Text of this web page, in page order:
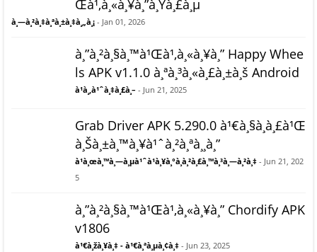
Œà¹‚à¸«à¸¥à¸”à¸Ÿà¸£à¸µ
à¸—à¸²à¸‡à¸ªà¸±à¸‡à¸„à¸¡ - Jan 01, 2026
à¸”à¸²à¸§à¸™à¹Œà¹‚à¸«à¸¥à¸” Happy Whee
ls APK v1.1.0 à¸ªà¸³à¸«à¸£à¸±à¸š Android
à¹à¸‚à¹ˆà¸‡à¸£à¸– - Jun 21, 2025
Grab Driver APK 5.290.0 à¹€à¸§à¸­à¸£à¹Œ
à¸Šà¸±à¸™à¸¥à¹ˆà¸²à¸ªà¸¸à¸”
à¹à¸œà¸™à¸—à¸µà¹ˆà¹à¸¥à¸°à¸à¸²à¸£à¸™à¸³à¸—à¸²à¸‡ - Jun 21, 202
5
à¸”à¸²à¸§à¸™à¹Œà¹‚à¸«à¸¥à¸” Chordify APK
v1806
à¹€à¸žà¸¥à¸‡ - à¹€à¸ªà¸µà¸¢à¸‡ - Jun 23, 2025